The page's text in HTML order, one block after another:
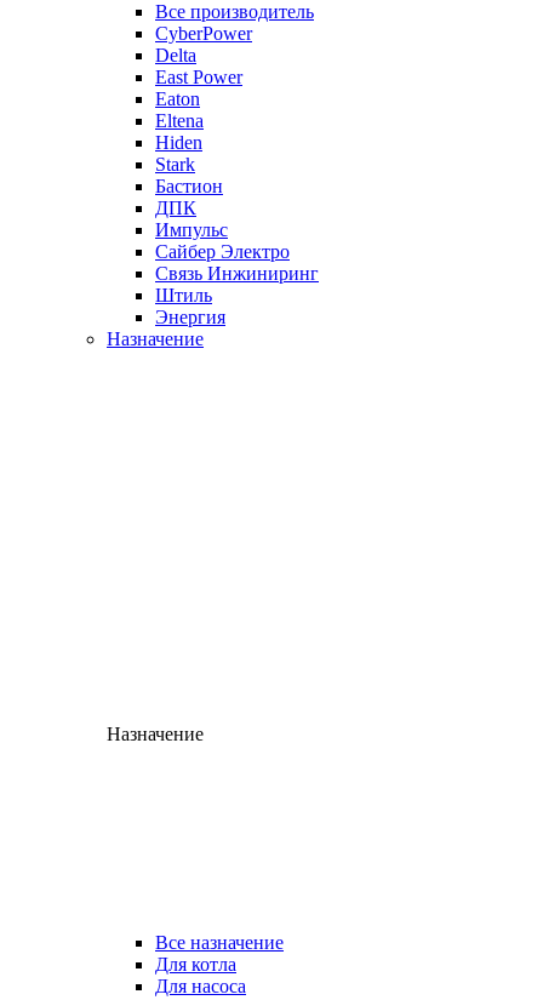
Все производитель
CyberPower
Delta
East Power
Eaton
Eltena
Hiden
Stark
Бастион
ДПК
Импульс
Сайбер Электро
Связь Инжиниринг
Штиль
Энергия
Назначение
Назначение
Все назначение
Для котла
Для насоса